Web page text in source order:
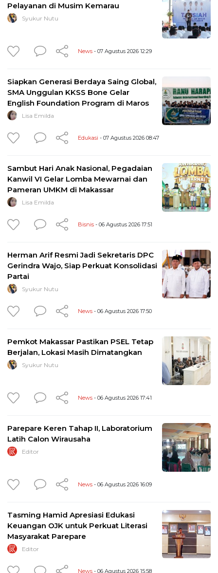
Pelayanan di Musim Kemarau
Syukur Nutu
News - 07 Agustus 2026 12:29
Siapkan Generasi Berdaya Saing Global,
SMA Unggulan KKSS Bone Gelar
English Foundation Program di Maros
Lisa Emilda
Edukasi - 07 Agustus 2026 08:47
Sambut Hari Anak Nasional, Pegadaian
Kanwil VI Gelar Lomba Mewarnai dan
Pameran UMKM di Makassar
Lisa Emilda
Bisnis - 06 Agustus 2026 17:51
Herman Arif Resmi Jadi Sekretaris DPC
Gerindra Wajo, Siap Perkuat Konsolidasi
Partai
Syukur Nutu
News - 06 Agustus 2026 17:50
Pemkot Makassar Pastikan PSEL Tetap
Berjalan, Lokasi Masih Dimatangkan
Syukur Nutu
News - 06 Agustus 2026 17:41
Parepare Keren Tahap II, Laboratorium
Latih Calon Wirausaha
Editor
News - 06 Agustus 2026 16:09
Tasming Hamid Apresiasi Edukasi
Keuangan OJK untuk Perkuat Literasi
Masyarakat Parepare
Editor
News - 06 Agustus 2026 15:58